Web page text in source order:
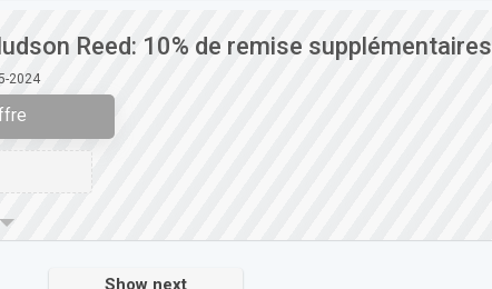
Reed: 10% de remise supplémentaires
2024
Show next